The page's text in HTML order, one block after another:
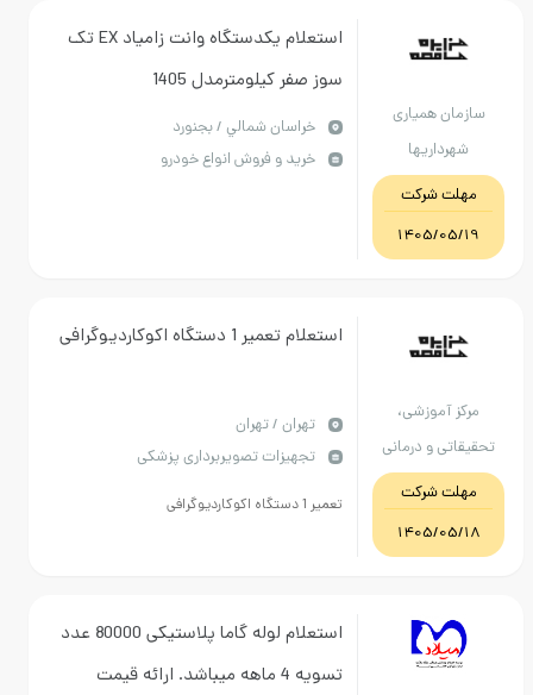
همیاری
استعلام یکدستگاه وانت زامیاد EX تک
سوز صفر کیلومترمدل 1405
خراسان شمالي / بجنورد
خرید و فروش انواع خودرو
و درمانی
شهید
استعلام تعمیر 1 دستگاه اکوکاردیوگرافی
تهران / تهران
تجهیزات تصویربرداری پزشکی
تعمیر 1 دستگاه اکوکاردیوگرافی
استعلام لوله گاما پلاستیکی 80000 عدد
تسویه 4 ماهه میباشد. ارائه قیمت